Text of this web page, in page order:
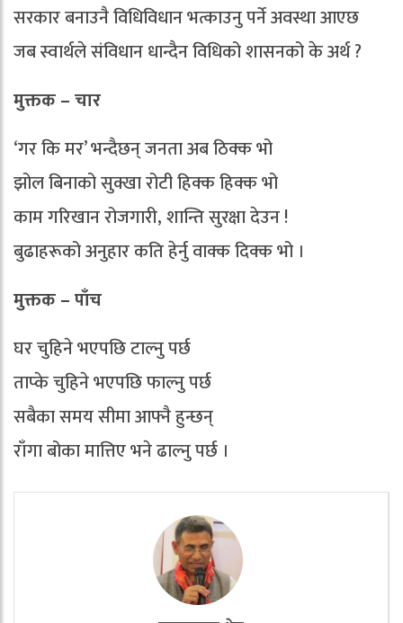
सरकार बनाउनै विधिविधान भत्काउनु पर्ने अवस्था आएछ
जब स्वार्थले संविधान धान्दैन विधिको शासनको के अर्थ ?
मुक्तक – चार
‘गर कि मर’ भन्दैछन् जनता अब ठिक्क भो
झोल बिनाको सुक्खा रोटी हिक्क हिक्क भो
काम गरिखान रोजगारी, शान्ति सुरक्षा देउन !
बुढाहरूको अनुहार कति हेर्नु वाक्क दिक्क भो ।
मुक्तक – पाँच
घर चुहिने भएपछि टाल्नु पर्छ
ताप्के चुहिने भएपछि फाल्नु पर्छ
सबैका समय सीमा आफ्नै हुन्छन्
राँगा बोका मात्तिए भने ढाल्नु पर्छ ।